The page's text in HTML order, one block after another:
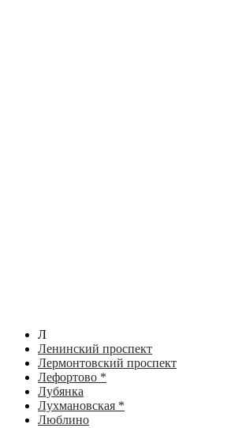
Л
Ленинский проспект
Лермонтовский проспект
Лефортово *
Лубянка
Лухмановская *
Люблино